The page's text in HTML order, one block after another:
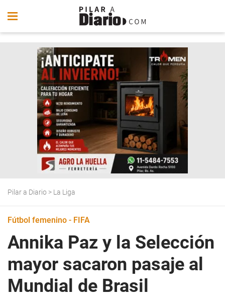
Pilar a Diario > La Liga
Fútbol femenino - FIFA
Annika Paz y la Selección
mayor sacaron pasaje al
Mundial de Brasil